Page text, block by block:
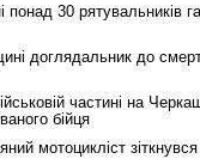
понад 30 рятувальників
доглядальник до
частині на
бійця
мотоцикліст